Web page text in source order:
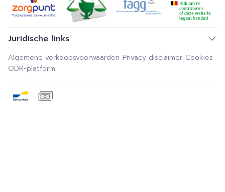
Juridische links
Algemene verkoopsvoorwaarden Privacy disclaimer Cookies
ODR-platform